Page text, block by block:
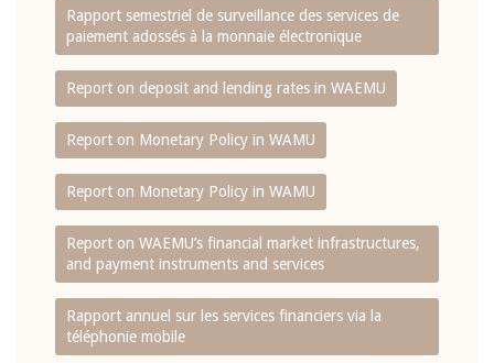
Rapport semestriel de surveillance des services de
paiement adossés à la monnaie électronique
Report on deposit and lending rates in WAEMU
Report on Monetary Policy in WAMU
Report on Monetary Policy in WAMU
Report on WAEMU’s financial market infrastructures,
and payment instruments and services
Rapport annuel sur les services financiers via la
téléphonie mobile